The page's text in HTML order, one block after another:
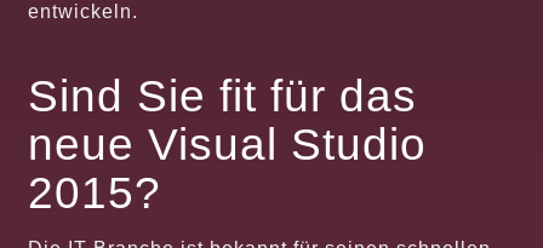
entwickeln.
Sind Sie fit für das
neue Visual Studio
2015?